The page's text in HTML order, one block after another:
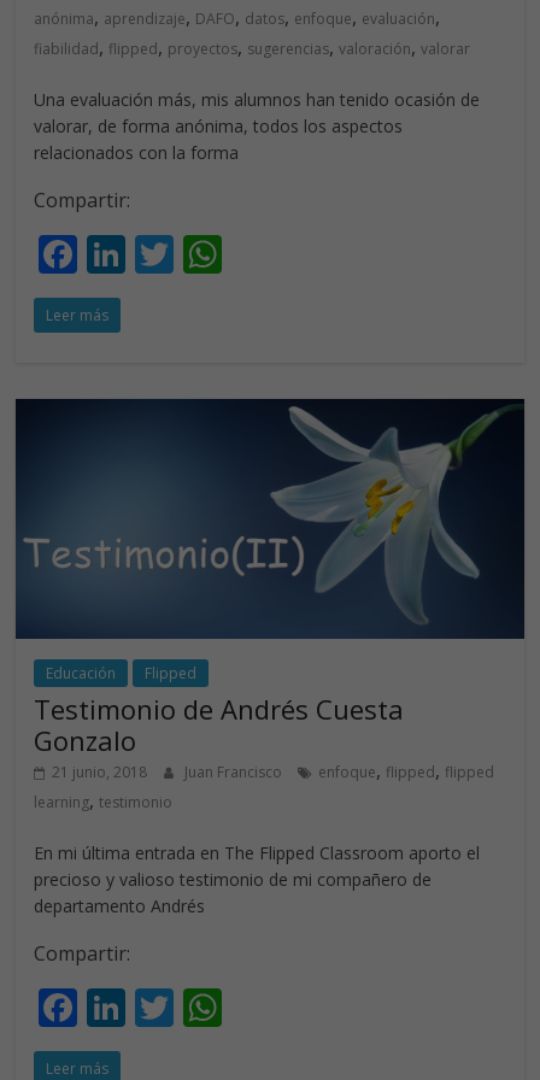
anónima, aprendizaje, DAFO, datos, enfoque, evaluación,
fiabilidad, flipped, proyectos, sugerencias,valoración,valorar
Una evaluación más, mis alumnos han tenido ocasión de
valorar, de forma anónima, todos los aspectos
relacionados con la forma
Compartir:
F
ac
e
o
Li
dI
T
A
Leer más
Educación Flipped
Testimonio de Andrés Cuesta
Gonzalo
21 junio, 2018 Juan Francisco enfoque, flipped, flipped
learning,testimonio
En mi última entrada en The Flipped Classroom aporto el
precioso y valioso testimonio de mi compañero de
departamento Andrés
Compartir:
F
ac
Li T
Leer más